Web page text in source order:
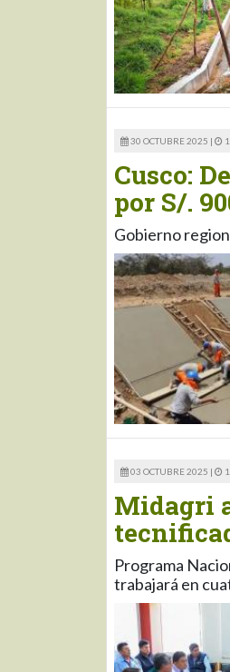
30 OCTUBRE 2025 |
Cusco:
por S/.
Gobierno
03 OCTUBRE 2025 |
Midagri
Programa
trabajará en